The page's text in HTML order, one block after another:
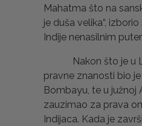
Mahatma što na
je duša velika“,
Indije nenasilnim
Nakon što je u
pravne znanosti bio
Bombayu, te u južnoj
zauzimao za prava
Indijaca. Kada je